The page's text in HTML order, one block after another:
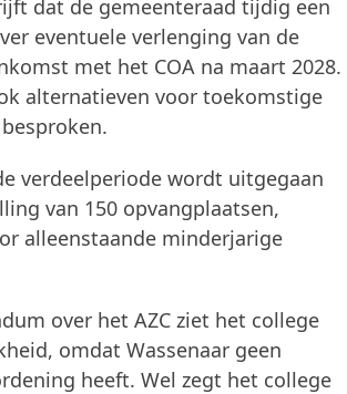
dat de gemeenteraad tijdig een
eventuele verlenging van de
met het COA na maart 2028.
alternatieven voor toekomstige
verdeelperiode wordt uitgegaan
van 150 opvangplaatsen,
alleenstaande minderjarige
over het AZC ziet het college
omdat Wassenaar geen
heeft. Wel zegt het college